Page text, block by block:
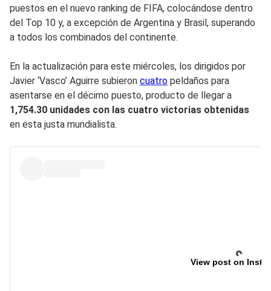
puestos en el nuevo ranking de FIFA, colocándose dentro
del Top 10 y, a excepción de Argentina y Brasil, superando
a todos los combinados del continente.
En la actualización para este miércoles, los dirigidos por
Javier ‘Vasco’ Aguirre subieron cuatro peldaños para
asentarse en el décimo puesto, producto de llegar a
1,754.30 unidades con las cuatro victorias obtenidas
en esta justa mundialista.
View post on